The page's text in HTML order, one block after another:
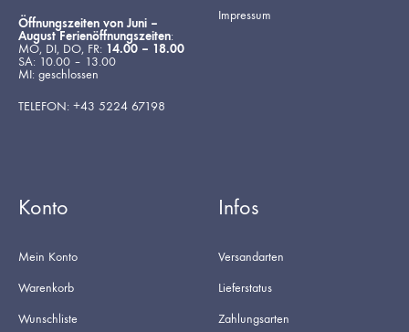
Öffnungszeiten von Juni –
August Ferienöffnungszeiten:
MO, DI, DO, FR: 14.00 – 18.00
SA: 10.00 – 13.00
MI: geschlossen
TELEFON: +43 5224 67198
Impressum
Konto
Mein Konto
Warenkorb
Wunschliste
Infos
Versandarten
Lieferstatus
Zahlungsarten